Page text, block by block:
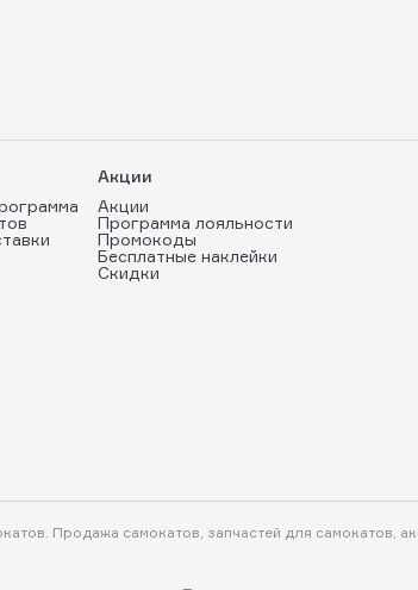
Акции
Акции
Программа лояльности
Промокоды
Бесплатные наклейки
Скидки
Продажа самокатов, запчастей для самокатов,